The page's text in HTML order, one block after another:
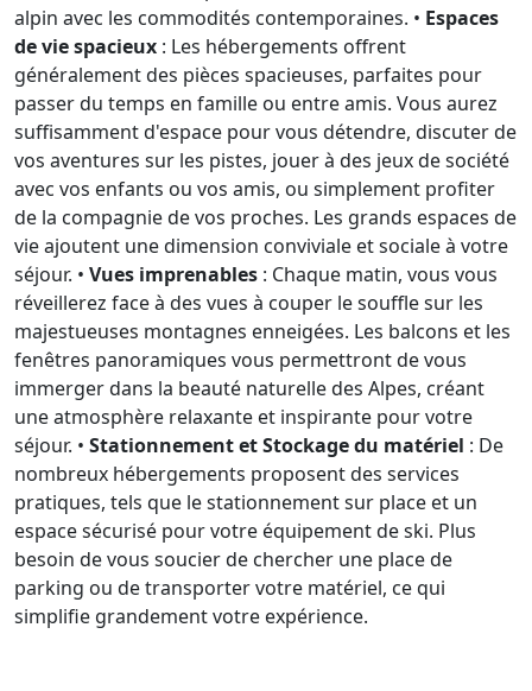
alpin avec les commodités contemporaines. • Espaces
de vie spacieux : Les hébergements offrent
généralement des pièces spacieuses, parfaites pour
passer du temps en famille ou entre amis. Vous aurez
suffisamment d'espace pour vous détendre, discuter de
vos aventures sur les pistes, jouer à des jeux de société
avec vos enfants ou vos amis, ou simplement profiter
de la compagnie de vos proches. Les grands espaces de
vie ajoutent une dimension conviviale et sociale à votre
séjour. • Vues imprenables : Chaque matin, vous vous
réveillerez face à des vues à couper le souffle sur les
majestueuses montagnes enneigées. Les balcons et les
fenêtres panoramiques vous permettront de vous
immerger dans la beauté naturelle des Alpes, créant
une atmosphère relaxante et inspirante pour votre
séjour. • Stationnement et Stockage du matériel : De
nombreux hébergements proposent des services
pratiques, tels que le stationnement sur place et un
espace sécurisé pour votre équipement de ski. Plus
besoin de vous soucier de chercher une place de
parking ou de transporter votre matériel, ce qui
simplifie grandement votre expérience.